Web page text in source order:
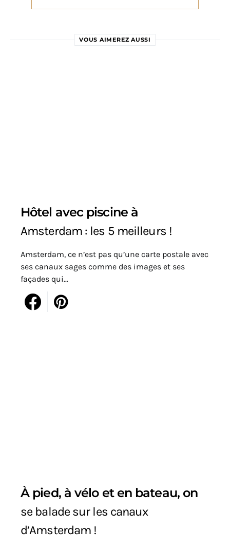
VOUS AIMEREZ AUSSI
Hôtel avec piscine à
Amsterdam : les 5 meilleurs !
Amsterdam, ce n’est pas qu’une carte postale avec
ses canaux sages comme des images et ses
façades qui…
À pied, à vélo et en bateau, on
se balade sur les canaux
d’Amsterdam !